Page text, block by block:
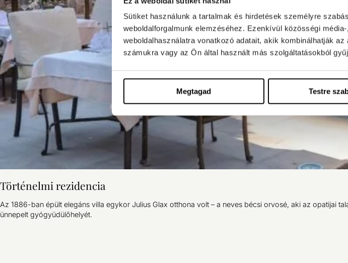
Sütiket használunk a tartalmak és hirdetések személyre
weboldalforgalmunk elemzéséhez. Ezenkívül közösségi
weboldalhasználatra vonatkozó adatait, akik kombinálhatják
számukra vagy az Ön által használt más szolgáltatásokból
Megtagad Testre
Történelmi rezidencia
Az 1886-ban épült elegáns villa egykor Julius Glax otthona volt – a neves bécsi orvosé, aki az opatijai
ünnepelt gyógyüdülőhelyét.